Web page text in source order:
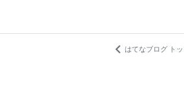
はてなブログ ト